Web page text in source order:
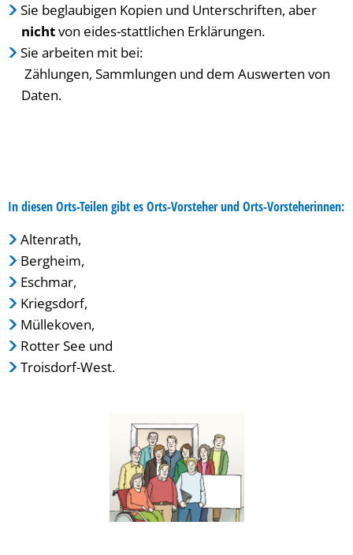
Sie beglaubigen Kopien und Unterschriften, aber
nichtvon eides-stattlichen Erklärungen.
Sie arbeiten mit bei:
Zählungen, Sammlungen und dem Auswerten von
Daten.
In diesen Orts-Teilen gibt es Orts-Vorsteher und Orts-Vorsteherinnen:
Altenrath,
Bergheim,
Eschmar,
Kriegsdorf,
Müllekoven,
Rotter See und
Troisdorf-West.